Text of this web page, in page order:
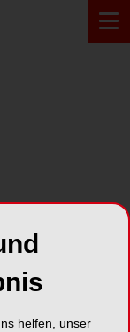
helfen, unser